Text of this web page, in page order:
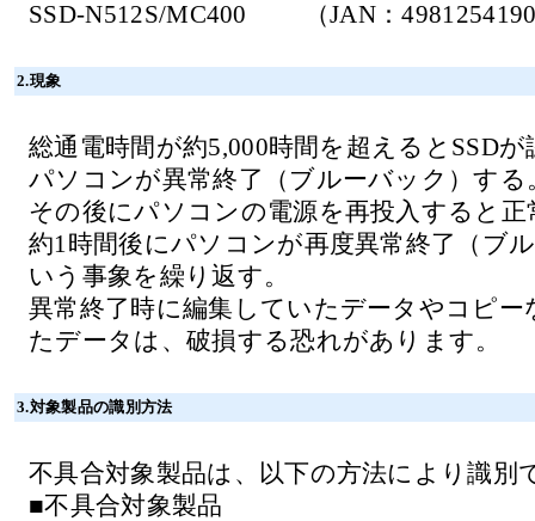
SSD-N512S/MC400 （JAN：
2.現象
総通電時間が約5,000時間を超えるとSSD
パソコンが異常終了（ブルーバック）する
その後にパソコンの電源を再投入すると
約1時間後にパソコンが再度異常終了（ブ
いう事象を繰り返す。
異常終了時に編集していたデータやコピ
たデータは、破損する恐れがあります。
3.対象製品の識別方法
不具合対象製品は、以下の方法により識別
■不具合対象製品